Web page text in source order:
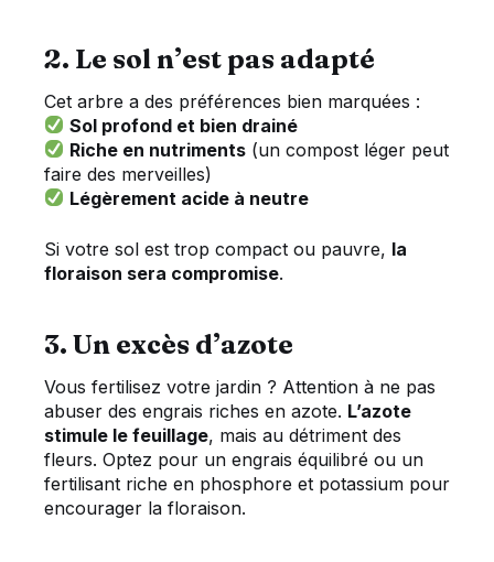
2. Le sol n’est pas adapté
Cet arbre a des préférences bien marquées :
Sol profond et bien drainé
Riche en nutriments (un compost léger peut
faire des merveilles)
Légèrement acide à neutre
Si votre sol est trop compact ou pauvre, la
floraison sera compromise.
3. Un excès d’azote
Vous fertilisez votre jardin ? Attention à ne pas
abuser des engrais riches en azote. L’azote
stimule le feuillage, mais au détriment des
fleurs. Optez pour un engrais équilibré ou un
fertilisant riche en phosphore et potassium pour
encourager la floraison.